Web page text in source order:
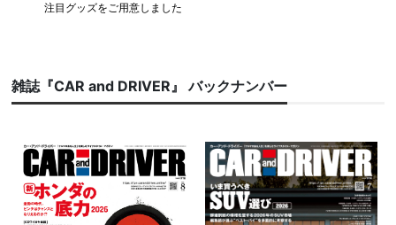
注目グッズをご用意しました
雑誌『CAR and DRIVER』 バックナンバー